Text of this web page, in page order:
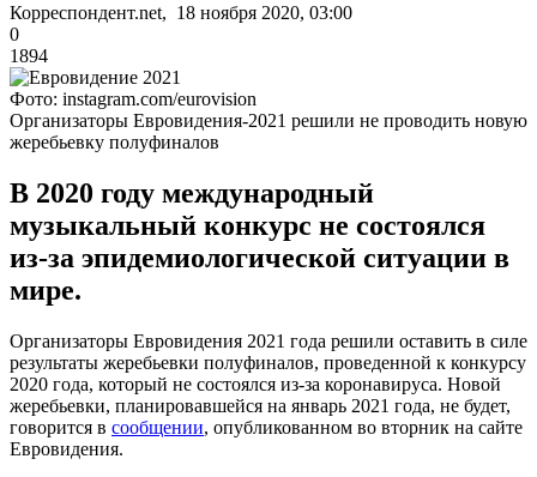
Корреспондент.net, 18 ноября 2020, 03:00
0
1894
Фото: instagram.com/eurovision
Организаторы Евровидения-2021 решили не проводить новую
жеребьевку полуфиналов
В 2020 году международный
музыкальный конкурс не состоялся
из-за эпидемиологической ситуации в
мире.
Организаторы Евровидения 2021 года решили оставить в силе
результаты жеребьевки полуфиналов, проведенной к конкурсу
2020 года, который не состоялся из-за коронавируса. Новой
жеребьевки, планировавшейся на январь 2021 года, не будет,
говорится в сообщении, опубликованном во вторник на сайте
Евровидения.